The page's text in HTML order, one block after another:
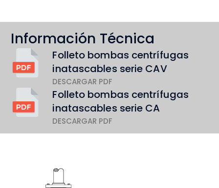
Información Técnica
Folleto bombas centrífugas
inatascables serie CAV
DESCARGAR PDF
Folleto bombas centrífugas
inatascables serie CA
DESCARGAR PDF